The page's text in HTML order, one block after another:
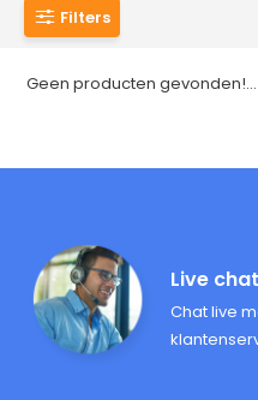
Filters
Geen producten gevonden!...
Live
Chat live